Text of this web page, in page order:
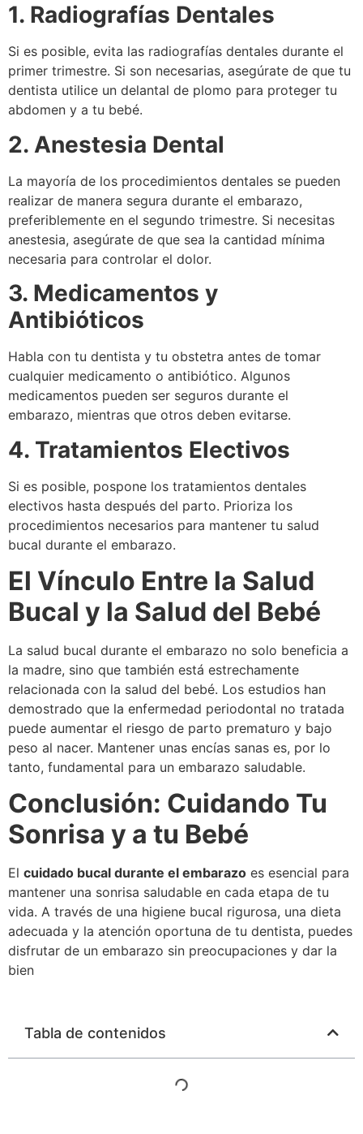
1. Radiografías Dentales
Si es posible, evita las radiografías dentales durante el
primer trimestre. Si son necesarias, asegúrate de que tu
dentista utilice un delantal de plomo para proteger tu
abdomen y a tu bebé.
2. Anestesia Dental
La mayoría de los procedimientos dentales se pueden
realizar de manera segura durante el embarazo,
preferiblemente en el segundo trimestre. Si necesitas
anestesia, asegúrate de que sea la cantidad mínima
necesaria para controlar el dolor.
3. Medicamentos y
Antibióticos
Habla con tu dentista y tu obstetra antes de tomar
cualquier medicamento o antibiótico. Algunos
medicamentos pueden ser seguros durante el
embarazo, mientras que otros deben evitarse.
4. Tratamientos Electivos
Si es posible, pospone los tratamientos dentales
electivos hasta después del parto. Prioriza los
procedimientos necesarios para mantener tu salud
bucal durante el embarazo.
El Vínculo Entre la Salud
Bucal y la Salud del Bebé
La salud bucal durante el embarazo no solo beneficia a
la madre, sino que también está estrechamente
relacionada con la salud del bebé. Los estudios han
demostrado que la enfermedad periodontal no tratada
puede aumentar el riesgo de parto prematuro y bajo
peso al nacer. Mantener unas encías sanas es, por lo
tanto, fundamental para un embarazo saludable.
Conclusión: Cuidando Tu
Sonrisa y a tu Bebé
El cuidado bucal durante el embarazo es esencial para
mantener una sonrisa saludable en cada etapa de tu
vida. A través de una higiene bucal rigurosa, una dieta
adecuada y la atención oportuna de tu dentista, puedes
disfrutar de un embarazo sin preocupaciones y dar la
bien
Tabla de contenidos